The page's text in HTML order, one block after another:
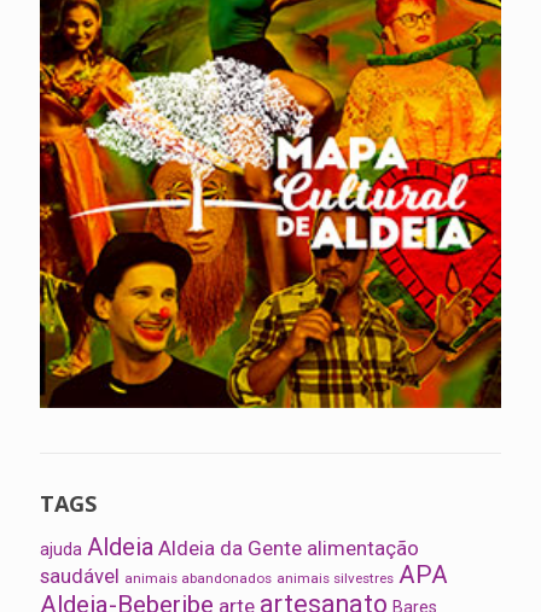
TAGS
ajuda Aldeia Aldeia da Gente alimentação
saudável animais abandonados animais silvestres APA
Aldeia-Beberibe arte artesanato Bares